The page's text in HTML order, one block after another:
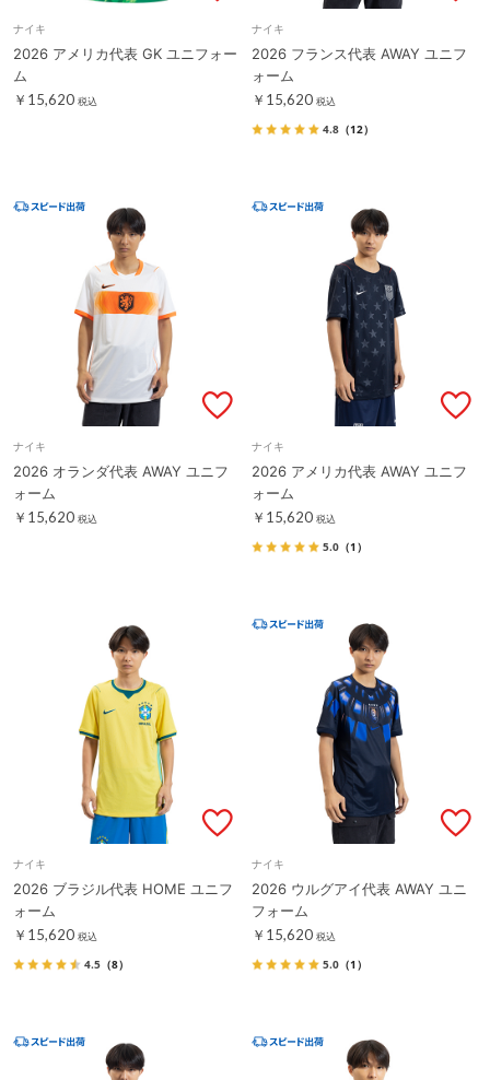
ナイキ
2026 アメリカ代表 GK ユニフォー
ム
￥15,620 税込
ナイキ
2026 フランス代表 AWAY ユニフ
ォーム
￥15,620 税込
4.8 （12）
ナイキ
2026 オランダ代表 AWAY ユニフ
ォーム
￥15,620 税込
ナイキ
2026 アメリカ代表 AWAY ユニフ
ォーム
￥15,620 税込
5.0 （1）
ナイキ
2026 ブラジル代表 HOME ユニフ
ォーム
￥15,620 税込
4.5 （8）
ナイキ
2026 ウルグアイ代表 AWAY ユニ
フォーム
￥15,620 税込
5.0 （1）